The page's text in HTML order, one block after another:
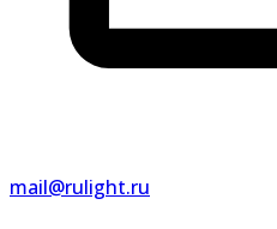
mail@rulight.ru